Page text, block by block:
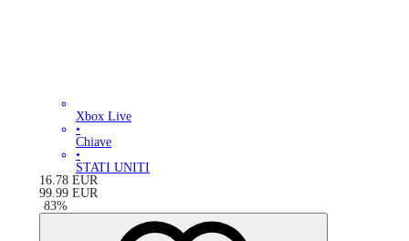
Xbox Live
•
Chiave
•
STATI UNITI
16.78 EUR
99.99 EUR
-83%